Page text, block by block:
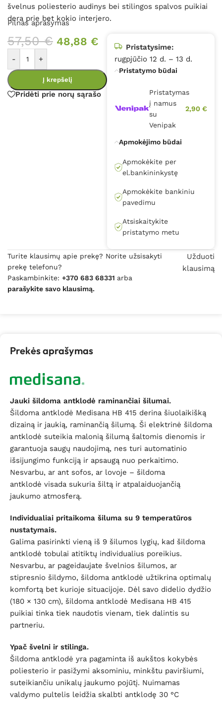
švelnus poliesterio audinys bei stilingos spalvos puikiai
dera prie bet kokio interjero.
Pilnas aprašymas
57,50€ 48,88 €
- +
Į krepšelį
Pridėti prie norų sąrašo
Pristatysime:
rugpjūčio 12 d. – 13 d.
Pristatymo būdai
Pristatymas
į namus
su
Venipak
2,90 €
Apmokėjimo būdai
Apmokėkite per
el.bankininkystę
Apmokėkite bankiniu
pavedimu
Atsiskaitykite
pristatymo metu
Turite klausimų apie prekę? Norite užsisakyti
prekę telefonu?
Paskambinkite: +370 683 68331 arba
parašykite savo klausimą.
Užduoti
klausimą
Prekės aprašymas
Jauki šildoma antklodė raminančiai šilumai.
Šildoma antklodė Medisana HB 415 derina šiuolaikišką
dizainą ir jaukią, raminančią šilumą. Ši elektrinė šildoma
antklodė suteikia malonią šilumą šaltomis dienomis ir
garantuoja saugų naudojimą, nes turi automatinio
išsijungimo funkciją ir apsaugą nuo perkaitimo.
Nesvarbu, ar ant sofos, ar lovoje – šildoma
antklodė visada sukuria šiltą ir atpalaiduojančią
jaukumo atmosferą.
Individualiai pritaikoma šiluma su 9 temperatūros
nustatymais.
Galima pasirinkti vieną iš 9 šilumos lygių, kad šildoma
antklodė tobulai atitiktų individualius poreikius.
Nesvarbu, ar pageidaujate švelnios šilumos, ar
stipresnio šildymo, šildoma antklodė užtikrina optimalų
komfortą bet kurioje situacijoje. Dėl savo didelio dydžio
(180 × 130 cm), šildoma antklodė Medisana HB 415
puikiai tinka tiek naudotis vienam, tiek dalintis su
partneriu.
Ypač švelni ir stilinga.
Šildoma antklodė yra pagaminta iš aukštos kokybės
poliesterio ir pasižymi aksominiu, minkštu paviršiumi,
suteikiančiu unikalų jaukumo pojūtį. Nuimamas
valdymo pultelis leidžia skalbti antklodę 30 °C